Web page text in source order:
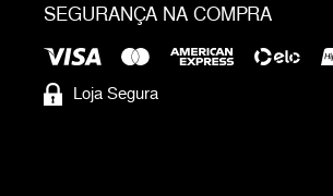
SEGURANÇA NA COMPRA
Loja Segura